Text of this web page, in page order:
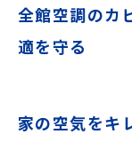
全館空調のカ
適を守る
家の空気をキ